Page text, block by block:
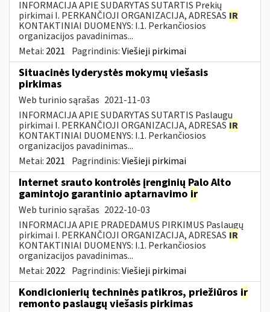
INFORMACIJA APIE SUDARYTAS SUTARTIS Prekių
pirkimai I. PERKANČIOJI ORGANIZACIJA, ADRESAS IR
KONTAKTINIAI DUOMENYS: I.1. Perkančiosios
organizacijos pavadinimas...
Metai: 2021 Pagrindinis:Viešieji pirkimai
Situacinės lyderystės mokymų viešasis
pirkimas
Web turinio sąrašas 2021-11-03
INFORMACIJA APIE SUDARYTAS SUTARTIS Paslaugų
pirkimai I. PERKANČIOJI ORGANIZACIJA, ADRESAS IR
KONTAKTINIAI DUOMENYS: I.1. Perkančiosios
organizacijos pavadinimas...
Metai: 2021 Pagrindinis:Viešieji pirkimai
Internet srauto kontrolės įrenginių Palo Alto
gamintojo garantinio aptarnavimo ir
Web turinio sąrašas 2022-10-03
INFORMACIJA APIE PRADEDAMUS PIRKIMUS Paslaugų
pirkimai I. PERKANČIOJI ORGANIZACIJA, ADRESAS IR
KONTAKTINIAI DUOMENYS: I.1. Perkančiosios
organizacijos pavadinimas...
Metai: 2022 Pagrindinis:Viešieji pirkimai
Kondicionierių techninės patikros, priežiūros ir
remonto paslaugų viešasis pirkimas